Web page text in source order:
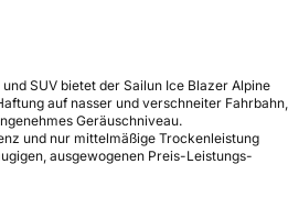
SUV bietet der Sailun Ice Blazer Alpine
auf nasser und verschneiter Fahrbahn,
Geräuschniveau.
und nur mittelmäßige Trockenleistung
ausgewogenen Preis-Leistungs-